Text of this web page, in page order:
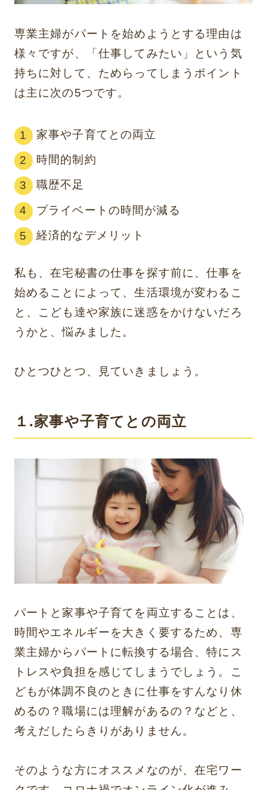
専業主婦がパートを始めようとする理由は
様々ですが、「仕事してみたい」という気
持ちに対して、ためらってしまうポイント
は主に次の5つです。
家事や子育てとの両立
時間的制約
職歴不足
プライベートの時間が減る
経済的なデメリット
私も、在宅秘書の仕事を探す前に、仕事を
始めることによって、生活環境が変わるこ
と、こども達や家族に迷惑をかけないだろ
うかと、悩みました。
ひとつひとつ、見ていきましょう。
１.家事や子育てとの両立
パートと家事や子育てを両立することは、
時間やエネルギーを大きく要するため、専
業主婦からパートに転換する場合、特にス
トレスや負担を感じてしまうでしょう。こ
どもが体調不良のときに仕事をすんなり休
めるの？職場には理解があるの？などと、
考えだしたらきりがありません。
そのような方にオススメなのが、在宅ワー